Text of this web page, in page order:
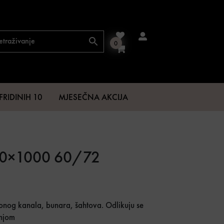
0
FRIDINIH 10 MJESEČNA AKCIJA
60/72
€.
kanala, bunara, šahtova. Odlikuju se